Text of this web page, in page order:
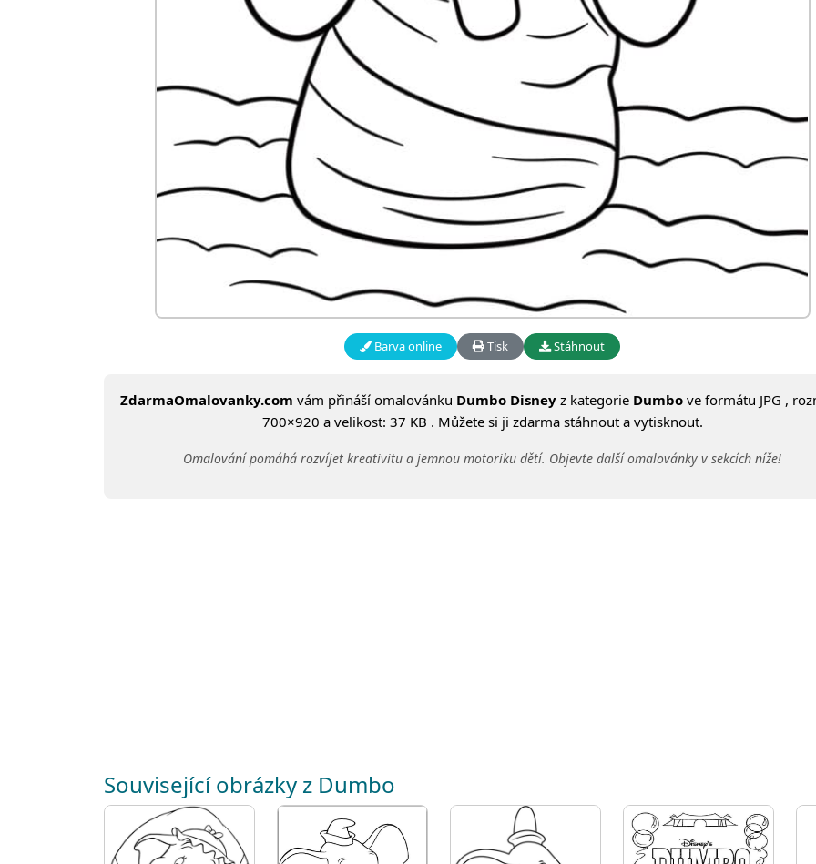
Barva online Tisk Stáhnout
ZdarmaOmalovanky.com vám přináší omalovánku Dumbo Disneyz kategorie Dumbove formátu JPG ,
700×920 a velikost: 37 KB . Můžete si ji zdarma stáhnout a vytisknout.
Omalování pomáhá rozvíjet kreativitu a jemnou motoriku dětí. Objevte další omalovánky v sekcích níže!
Související obrázky z Dumbo